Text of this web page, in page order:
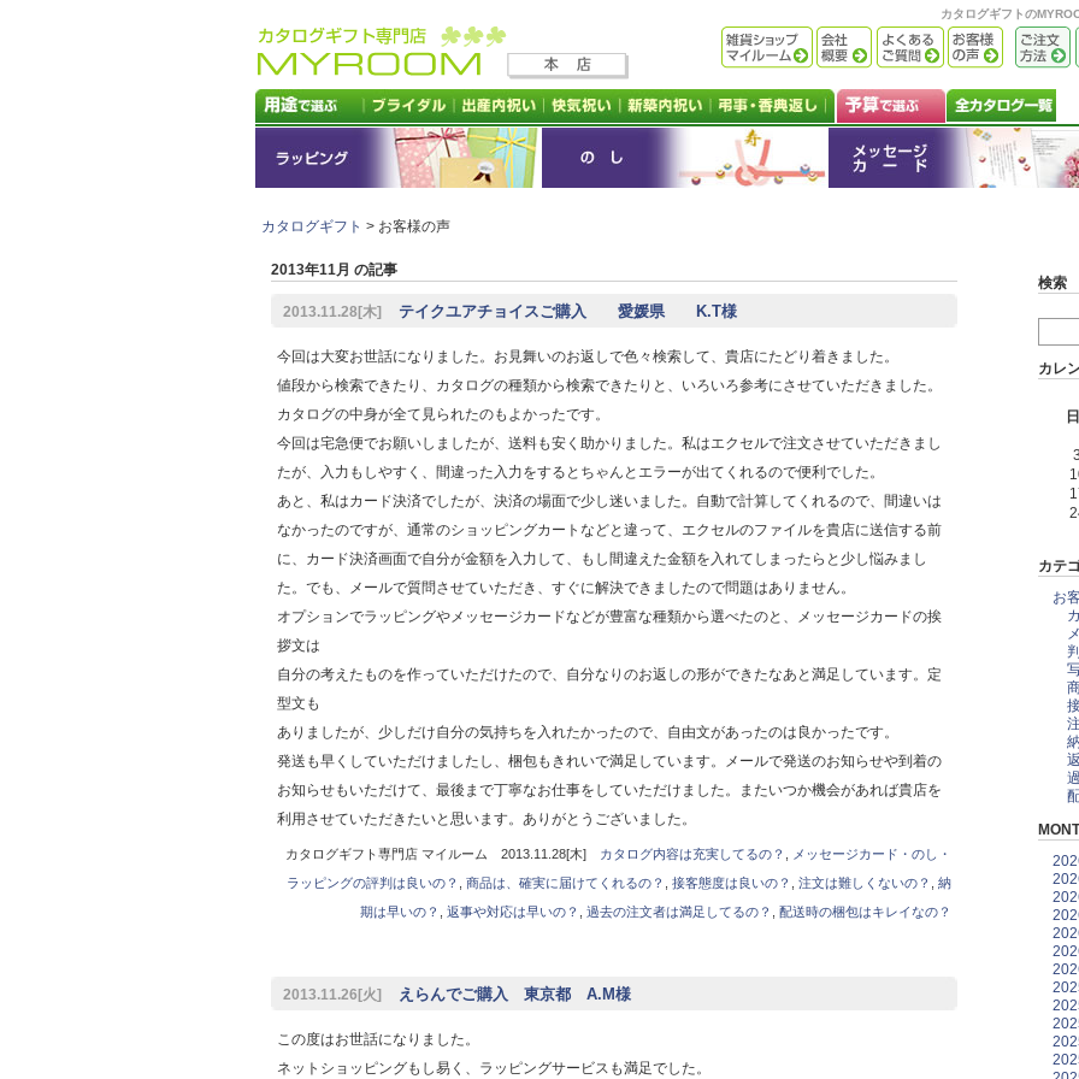
カタログギフトの
カタログギフト > お客様の声
2013年11月 の記事
2013.11.28[木] テイクユアチョイスご購入 愛媛県 K.T様
今回は大変お世話になりました。お見舞いのお返しで色々検索して、貴店にたどり着きました。
値段から検索できたり、カタログの種類から検索できたりと、いろいろ参考にさせていただきました。
カタログの中身が全て見られたのもよかったです。
今回は宅急便でお願いしましたが、送料も安く助かりました。私はエクセルで注文させていただきまし
たが、入力もしやすく、間違った入力をするとちゃんとエラーが出てくれるので便利でした。
あと、私はカード決済でしたが、決済の場面で少し迷いました。自動で計算してくれるので、間違いは
なかったのですが、通常のショッピングカートなどと違って、エクセルのファイルを貴店に送信する前
に、カード決済画面で自分が金額を入力して、もし間違えた金額を入れてしまったらと少し悩みまし
た。でも、メールで質問させていただき、すぐに解決できましたので問題はありません。
オプションでラッピングやメッセージカードなどが豊富な種類から選べたのと、メッセージカードの挨
拶文は
自分の考えたものを作っていただけたので、自分なりのお返しの形ができたなあと満足しています。定
型文も
ありましたが、少しだけ自分の気持ちを入れたかったので、自由文があったのは良かったです。
発送も早くしていただけましたし、梱包もきれいで満足しています。メールで発送のお知らせや到着の
お知らせもいただけて、最後まで丁寧なお仕事をしていただけました。またいつか機会があれば貴店を
利用させていただきたいと思います。ありがとうございました。
カタログギフト専門店 マイルーム 2013.11.28[木] カタログ内容は充実してるの？
メッセージカード・のし・
ラッピングの評判は良いの？
商品は、確実に届けてくれるの？ 接客態度は良いの？ 注文は難しくないの？
納
期は早いの？
返事や対応は早いの？ 過去の注文者は満足してるの？ 配送時の梱包はキレイなの？
2013.11.26[火] えらんでご購入 東京都 A.M様
この度はお世話になりました。
ネットショッピングもし易く、ラッピングサービスも満足でした。
検索
カレ
日
カテ
お